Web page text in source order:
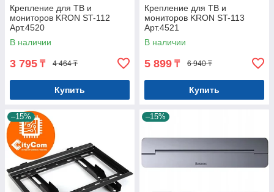
Крепление для ТВ и
мониторов KRON ST-112
Арт.4520
В наличии
3 795 ₸ 4 464 ₸
Купить
Крепление для ТВ и
мониторов KRON ST-113
Арт.4521
В наличии
5 899 ₸ 6 940 ₸
Купить
–15% –15%